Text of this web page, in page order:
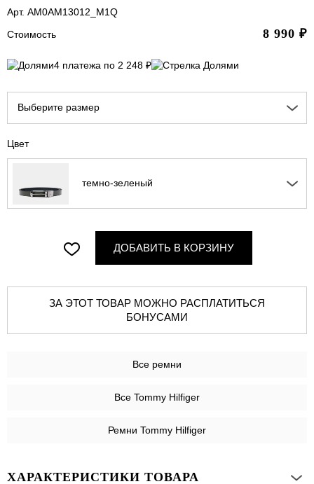
Арт. AM0AM13012_M1Q
Стоимость
8 990 ₽
4 платежа по 2 248 ₽
Выберите размер
Цвет
темно-зеленый
ДОБАВИТЬ В КОРЗИНУ
ЗА ЭТОТ ТОВАР МОЖНО РАСПЛАТИТЬСЯ
БОНУСАМИ
Все ремни
Все Tommy Hilfiger
Ремни Tommy Hilfiger
ХАРАКТЕРИСТИКИ ТОВАРА